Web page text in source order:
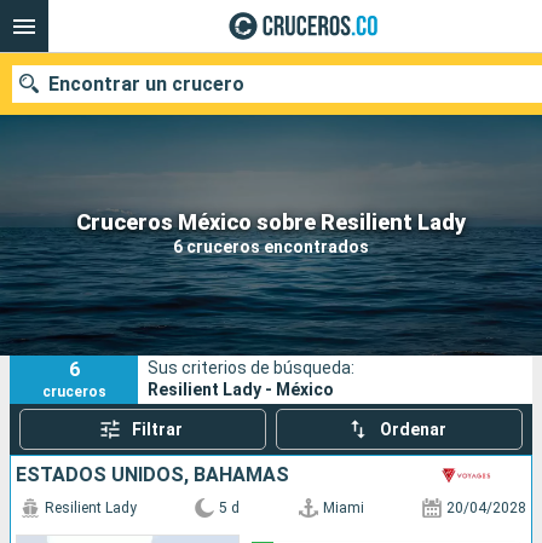
Cruceros México sobre Resilient Lady
6 cruceros encontrados
Encontrar un crucero
Fecha de salida
Buscar
6
cruceros
Sus criterios de búsqueda:
Resilient Lady - México
Filtrar Ordenar
ESTADOS UNIDOS, BAHAMAS
Resilient Lady 5 d Miami 20/04/2028